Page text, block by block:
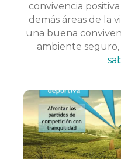
convivencia
demás áreas de la
una buena
ambiente